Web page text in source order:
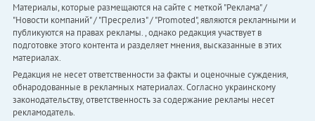
Материалы, которые размещаются на сайте с меткой "Реклама" /
"Новости компаний" / "Пресрелиз" / "Promoted", являются рекламными и
публикуются на правах рекламы. , однако редакция участвует в
подготовке этого контента и разделяет мнения, высказанные в этих
материалах.
Редакция не несет ответственности за факты и оценочные суждения,
обнародованные в рекламных материалах. Согласно украинскому
законодательству, ответственность за содержание рекламы несет
рекламодатель.